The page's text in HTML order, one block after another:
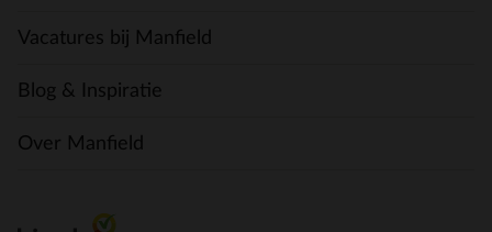
Vacatures bij Manfield
Blog & Inspiratie
Over Manfield